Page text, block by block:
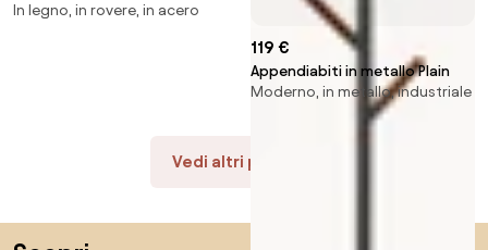
Hilbert
In legno, in rovere, in acero
119 €
Appendiabiti in metallo Plain
Moderno, in metallo, industriale
Vedi altri prodotti